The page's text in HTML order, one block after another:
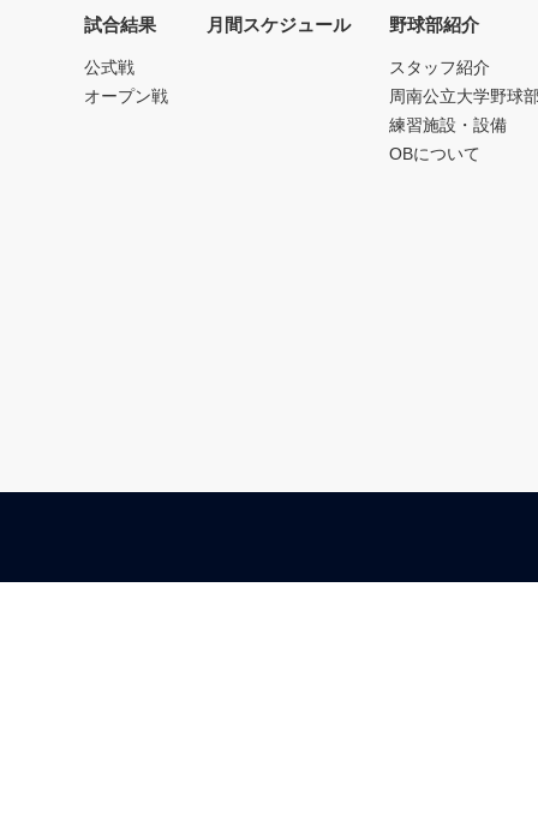
試合結果
公式戦
オープン戦
月間スケジュール 野球部紹介
スタッフ紹介
周南公立大学野球
練習施設・設備
OBについて